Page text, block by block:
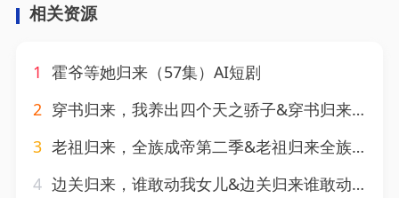
相关资源
1 霍爷等她归来（57集）AI短剧
2 穿书归来，我养出四个天之骄子&穿书归来我养出四个天之骄子（76集）AI短剧
3 老祖归来，全族成帝第二季&老祖归来全族成帝第二季（132集）AI短剧
4 边关归来，谁敢动我女儿&边关归来谁敢动我女儿（49集）AI短剧